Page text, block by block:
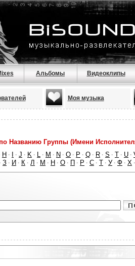
Альбомы Видеоклипы
Моя музыка
Названию Группы (Имени
H · · J · K · L · M · N · O · P · Q · R · S · T · U ·
· З · И · К · Л · М · Н · О · П · Р · С · Т · У · Ф · Х